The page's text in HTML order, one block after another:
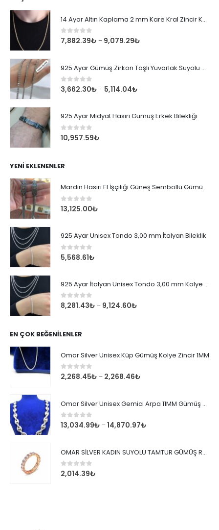
14 Ayar Altın Kaplama 2 mm Kare Kral Zincir Kolye
0 out of 5
7,882.39₺ – 9,079.29₺
925 Ayar Gümüş Zirkon Taşlı Yuvarlak Suyolu Bileklik
0 out of 5
3,662.30₺ – 5,114.04₺
925 Ayar Midyat Hasırı Gümüş Erkek Bilekliği
0out of 5
10,957.59₺
YENI EKLENENLER
Mardin Hasırı El İşçiliği Güneş Sembollü Gümüş Erkek Bileklik
0out of 5
13,125.00₺
925 Ayar Unisex Tondo 3,00 mm İtalyan Bileklik
0 out of 5
5,568.61₺
925 Ayar İtalyan Unisex Tondo 3,00 mm Kolye Zincir
0 out of 5
8,281.43₺ – 9,124.60₺
EN ÇOK BEĞENILENLER
Omar Silver Unisex Küp Gümüş Kolye Zincir 1MM
0 out of 5
2,268.45₺ – 2,268.46₺
Omar Silver Unisex Gemici Arpa 11MM Gümüş Kolye Zincir
0out of 5
13,034.99₺ –14,870.97₺
OMAR SİLVER KADIN SUYOLU TAMTUR GÜMÜŞ ROSE YÜZÜK SU YOLU TAMTUR YÜZÜK Omr8149
0 out of 5
2,014.39₺